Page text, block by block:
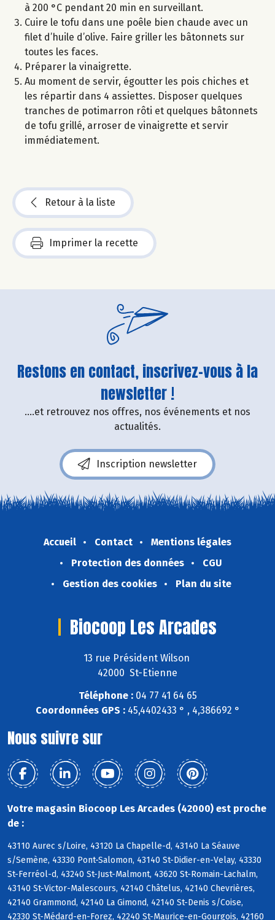
à 200 °C pendant 20 min en surveillant.
Cuire le tofu dans une poêle bien chaude avec un
filet d’huile d’olive. Faire griller les bâtonnets sur
toutes les faces.
Préparer la vinaigrette.
Au moment de servir, égoutter les pois chiches et
les répartir dans 4 assiettes. Disposer quelques
tranches de potimarron rôti et quelques bâtonnets
de tofu grillé, arroser de vinaigrette et servir
immédiatement.
Retour à la liste
Imprimer la recette
Restons en contact, inscrivez-vous à la
newsletter !
....et retrouvez nos offres, nos événements et nos
actualités.
Inscription newsletter
Accueil Contact
Mentions légales
Protection des données
CGU
Gestion des cookies
Plan du site
Biocoop Les Arcades
13 rue Président Wilson
42000 St-Etienne
Téléphone :04 77 41 64 65
Coordonnées GPS :45,4402433 ° , 4,386692 °
Nous suivre sur
Votre magasin Biocoop Les Arcades (42000) est proche
de :
43110 Aurec s/Loire, 43120 La Chapelle-d, 43140 La Séauve
s/Semène, 43330 Pont-Salomon, 43140 St-Didier-en-Velay, 43330
St-Ferréol-d, 43240 St-Just-Malmont, 43620 St-Romain-Lachalm,
43140 St-Victor-Malescours, 42140 Châtelus, 42140 Chevrières,
42140 Grammond, 42140 La Gimond, 42140 St-Denis s/Coise,
42330 St-Médard-en-Forez, 42240 St-Maurice-en-Gourgois, 42160